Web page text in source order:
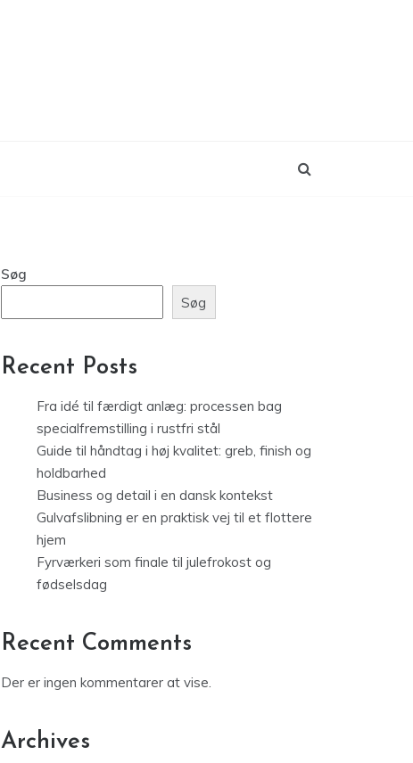
Søg
Søg
Recent Posts
Fra idé til færdigt anlæg: processen bag
specialfremstilling i rustfri stål
Guide til håndtag i høj kvalitet: greb, finish og
holdbarhed
Business og detail i en dansk kontekst
Gulvafslibning er en praktisk vej til et flottere
hjem
Fyrværkeri som finale til julefrokost og
fødselsdag
Recent Comments
Der er ingen kommentarer at vise.
Archives